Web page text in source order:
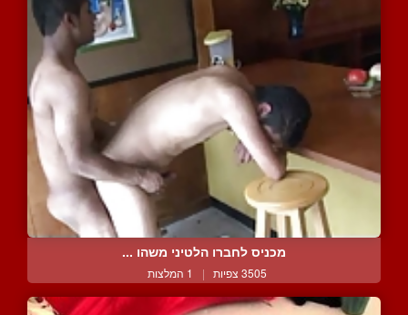
מכניס לחברו הלטיני משהו ...
3505 צפיות | 1 המלצות